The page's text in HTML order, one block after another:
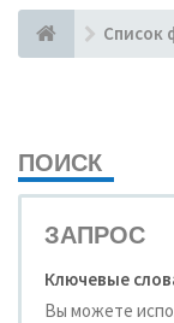
Список
ПОИСК
ЗАПРОС
Ключевые
Вы можете